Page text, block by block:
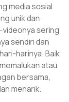
media sosial
unik dan
videonya sering
sendiri dan
harinya. Baik
atau
bersama,
menarik.